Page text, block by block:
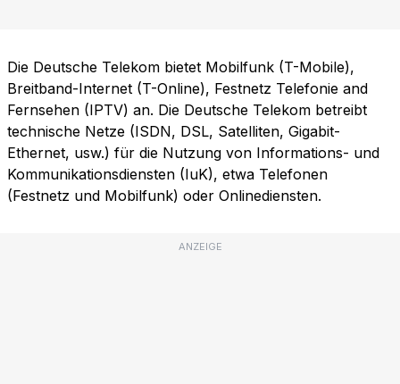
Die Deutsche Telekom bietet Mobilfunk (T-Mobile),
Breitband-Internet (T-Online), Festnetz Telefonie and
Fernsehen (IPTV) an. Die Deutsche Telekom betreibt
technische Netze (ISDN, DSL, Satelliten, Gigabit-
Ethernet, usw.) für die Nutzung von Informations- und
Kommunikationsdiensten (IuK), etwa Telefonen
(Festnetz und Mobilfunk) oder Onlinediensten.
ANZEIGE